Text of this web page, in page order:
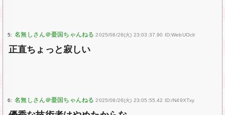
5: 2025/08/26(火) 23:03:37.90 ID:WebUOclr
正直ちょっと寂しい
6: 2025/08/26(火) 23:05:55.42 ID:/N49XTxy